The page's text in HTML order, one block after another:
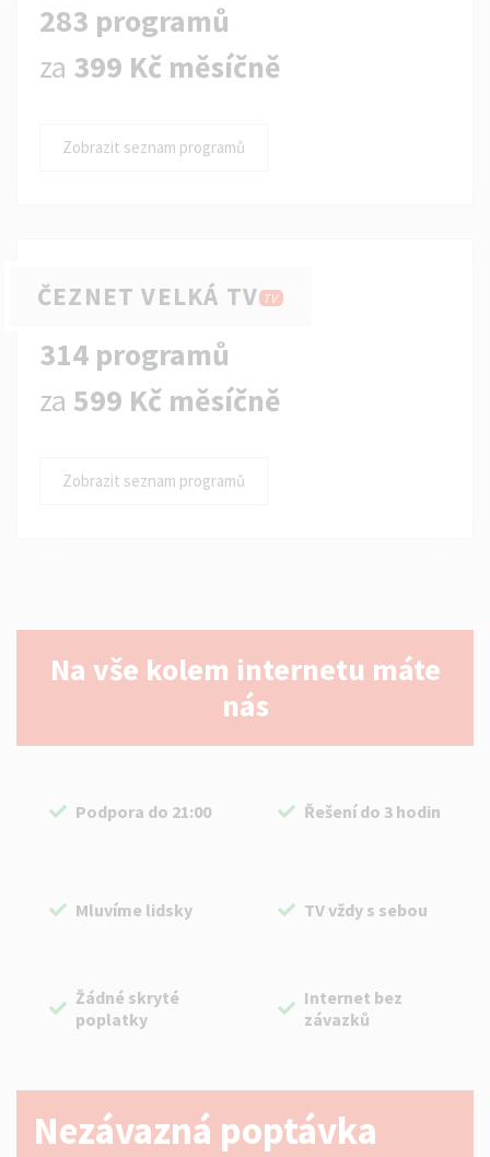
283 programů
za 399 Kč měsíčně
Zobrazit seznam programů
ČEZNET VELKÁ TV TV
314 programů
za 599 Kč měsíčně
Zobrazit seznam programů
Na vše kolem internetu máte
nás
Podpora do 21:00 Řešení do 3 hodin
Mluvíme lidsky TV vždy s sebou
Žádné skryté
poplatky
Internet bez
závazků
Nezávazná poptávka